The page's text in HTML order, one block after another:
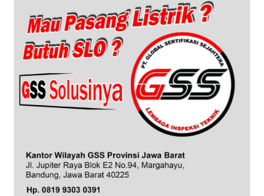
JAKARTA
WN
JABAR
WN
BANTEN
WN
KEPRI